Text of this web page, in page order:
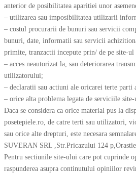
anterior de posibilitatea aparitiei unor
– utilizarea sau imposibilitatea utilizarii
– costul procurarii de bunuri sau servicii
bunuri, date, informatii sau servicii
primite, tranzactii incepute prin/ de pe site-ul
– acces neautorizat la, sau deteriorarea
utilizatorului;
– declaratii sau actiuni ale oricarei terte parti
– orice alta problema legata de serviciile site-
Daca se considera ca orice material pus la
posetepiele.ro, de catre terti sau utilizatori,
sau orice alte drepturi, este necesara
SUVERAN SRL ,Str.Pricazului 124
Pentru sectiunile site-ului care pot cuprinde
raspunderea asupra continutului opiniilor